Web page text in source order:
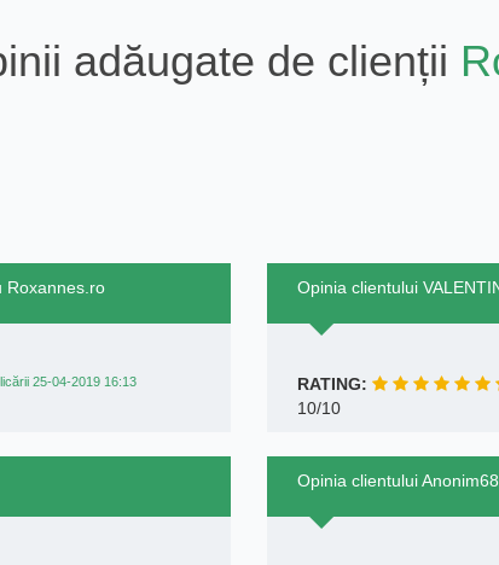
adăugate de clienții
Roxannes.ro
25-04-2019 16:13
Opinia clientului
RATING:
10/10
Opinia clientului